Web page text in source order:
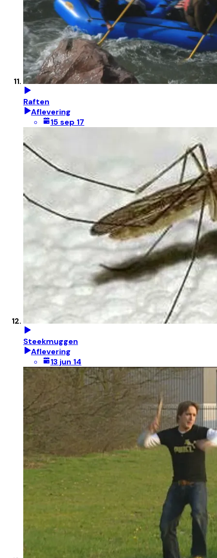
Raften
Aflevering
15 sep 17
Steekmuggen
Aflevering
13 jun 14